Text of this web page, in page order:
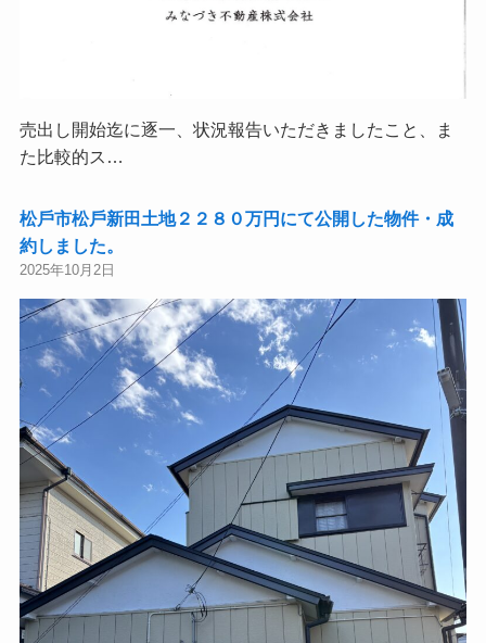
売出し開始迄に逐一、状況報告いただきましたこと、ま
た比較的ス…
松⼾市松⼾新⽥土地２２８０万円にて公開した物件・成
約しました。
2025年10月2日